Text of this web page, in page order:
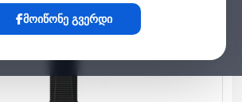
მოიწონე გვერდი